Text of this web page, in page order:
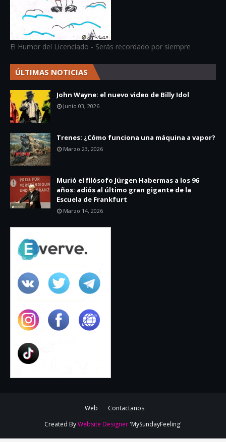
El Humor del Licenciado - Serás recordado por siempre
ÚLTIMAS NOTICIAS
John Wayne: el nuevo video de Billy Idol
Junio 03, 2026
Trenes: ¿Cómo funciona una máquina a vapor?
Marzo 23, 2026
Murió el filósofo Jürgen Habermas a los 96
años: adiós al último gran gigante de la
Escuela de Frankfurt
Marzo 14, 2026
Web
Contactanos
Created ByWebsite Designer 'MySundayFeeling'